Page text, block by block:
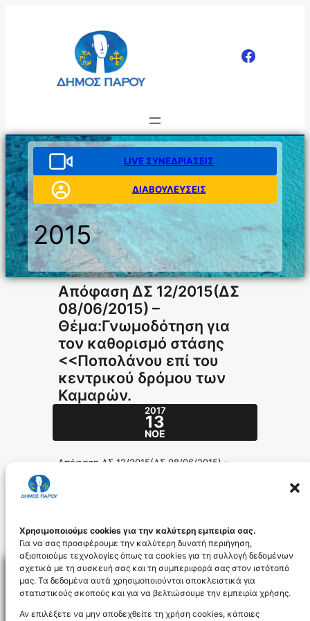
Χρησιμοποιούμε cookies για την καλύτερη εμπειρία σας.
Για να σας προσφέρουμε την καλύτερη δυνατή περιήγηση,
αξιοποιούμε τεχνολογίες όπως τα cookies για τη συλλογή δεδομένων
σχετικά με τη συσκευή σας και τη συμπεριφορά σας στον ιστότοπό
μας. Τα δεδομένα αυτά χρησιμοποιούνται αποκλειστικά για
στατιστικούς σκοπούς και για να βελτιώσουμε την εμπειρία χρήσης.
Αν επιλέξετε να μην αποδεχθείτε τη χρήση cookies, κάποιες
LIVE ΣΥΝΕΔΡΙΑΣΕΙΣ
ΔΙΑΒΟΥΛΕΥΣΕΙΣ
2015
Απόφαση ΔΣ 12/2015(ΔΣ
08/06/2015) –
Θέμα:Γνωμοδότηση για
τον καθορισμό στάσης
<<Ποπολάνου επί του
κεντρικού δρόμου των
Καμαρών.
2017
13
ΝΟΈ
Απόφαση ΔΣ 12/2015(ΔΣ 08/06/2015) –
172_id4232